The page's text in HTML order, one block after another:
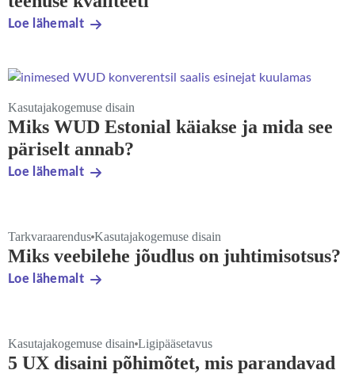
Loe lähemalt
Kasutajakogemuse disain
Miks WUD Estonial käiakse ja mida see
päriselt annab?
Loe lähemalt
Tarkvaraarendus Kasutajakogemuse disain
Miks veebilehe jõudlus on juhtimisotsus?
Loe lähemalt
Kasutajakogemuse disain Ligipääsetavus
5 UX disaini põhimõtet, mis parandavad